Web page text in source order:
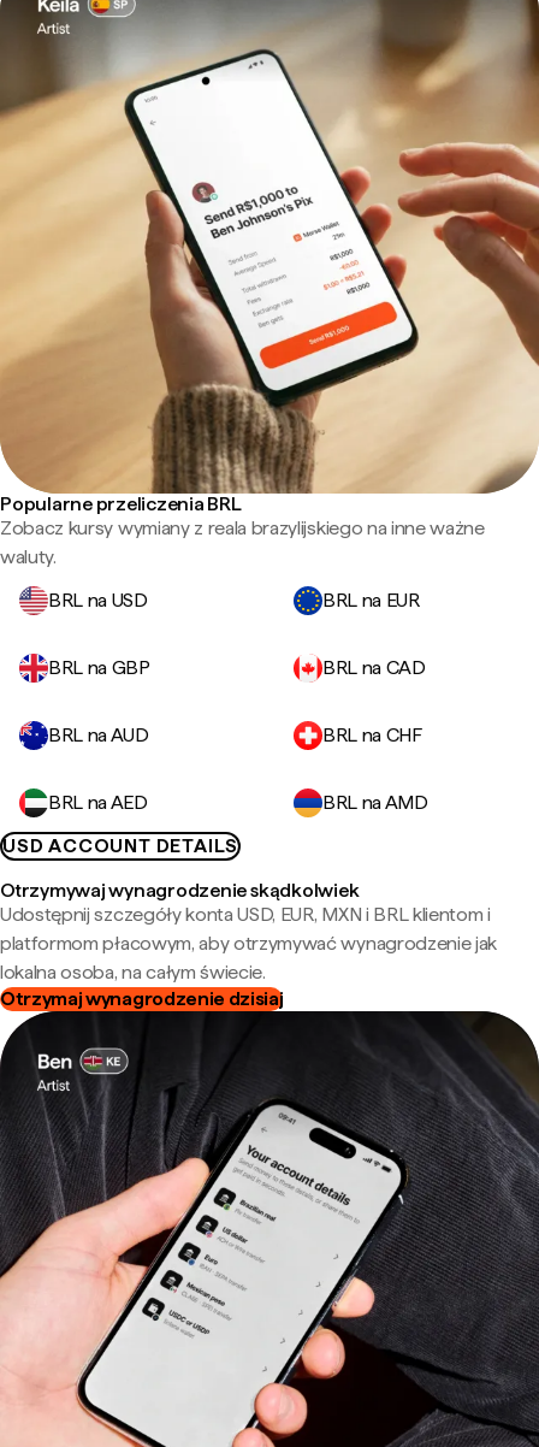
Popularne przeliczenia BRL
Zobacz kursy wymiany z reala brazylijskiego na inne ważne
waluty.
BRL na USD
BRL na EUR
BRL na GBP BRL na CAD
BRL na AUD BRL na CHF
BRL na AED
BRL na AMD
USD ACCOUNT DETAILS
Otrzymywaj wynagrodzenie skądkolwiek
Udostępnij szczegóły konta USD, EUR, MXN i BRL klientom i
platformom płacowym, aby otrzymywać wynagrodzenie jak
lokalna osoba, na całym świecie.
Otrzymaj wynagrodzenie dzisiaj